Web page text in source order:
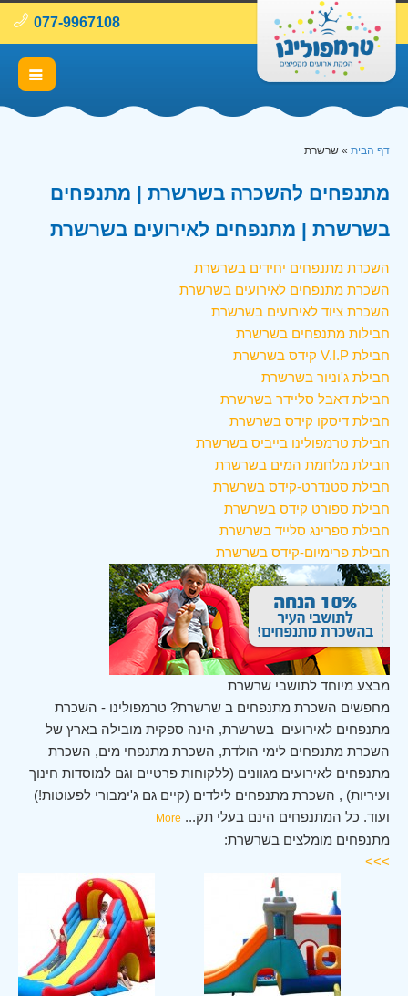
077-9967108
דף הבית » שרשרת
מתנפחים להשכרה בשרשרת | מתנפחים
בשרשרת | מתנפחים לאירועים בשרשרת
השכרת מתנפחים יחידים בשרשרת
השכרת מתנפחים לאירועים בשרשרת
השכרת ציוד לאירועים בשרשרת
חבילות מתנפחים בשרשרת
חבילת V.I.P קידס בשרשרת
חבילת ג'וניור בשרשרת
חבילת דאבל סליידר בשרשרת
חבילת דיסקו קידס בשרשרת
חבילת טרמפולינו בייביס בשרשרת
חבילת מלחמת המים בשרשרת
חבילת סטנדרט-קידס בשרשרת
חבילת ספורט קידס בשרשרת
חבילת ספרינג סלייד בשרשרת
חבילת פרימיום-קידס בשרשרת
מבצע מיוחד לתושבי שרשרת
מחפשים השכרת מתנפחים ב שרשרת? טרמפולינו - השכרת
מתנפחים לאירועים בשרשרת, הינה ספקית מובילה בארץ של
השכרת מתנפחים לימי הולדת, השכרת מתנפחי מים, השכרת
מתנפחים לאירועים מגוונים (ללקוחות פרטיים וגם למוסדות חינוך
ועיריות) , השכרת מתנפחים לילדים (קיים גם ג'ימבורי לפעוטות!)
ועוד. כל המתנפחים הינם בעלי תק...
More
מתנפחים מומלצים בשרשרת:
>>>